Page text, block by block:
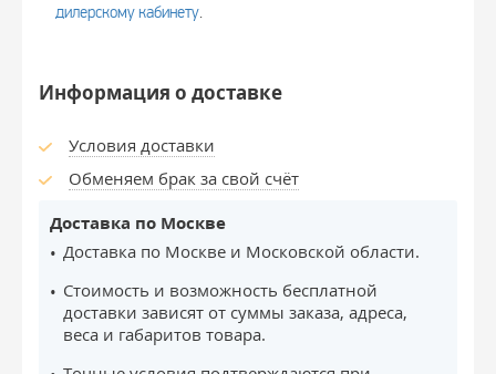
дилерскому кабинету.
Информация о доставке
Условия доставки
Обменяем брак за свой счёт
Доставка по Москве
Доставка по Москве и Московской области.
Стоимость и возможность бесплатной
доставки зависят от суммы заказа, адреса,
веса и габаритов товара.